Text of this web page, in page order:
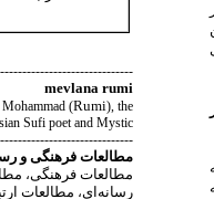
mevlana rumi
(Rumi), the
Sufi poet and Mystic
مطالعات فرهنگیو
مطالعات فرهنگی،
رسانه‌ای، مطالعات
که